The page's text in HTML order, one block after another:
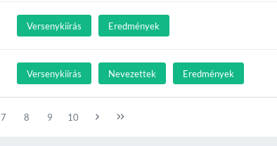
Versenykiírás Eredmények
Versenykiírás Nevezettek Eredmények
7 8 9 10